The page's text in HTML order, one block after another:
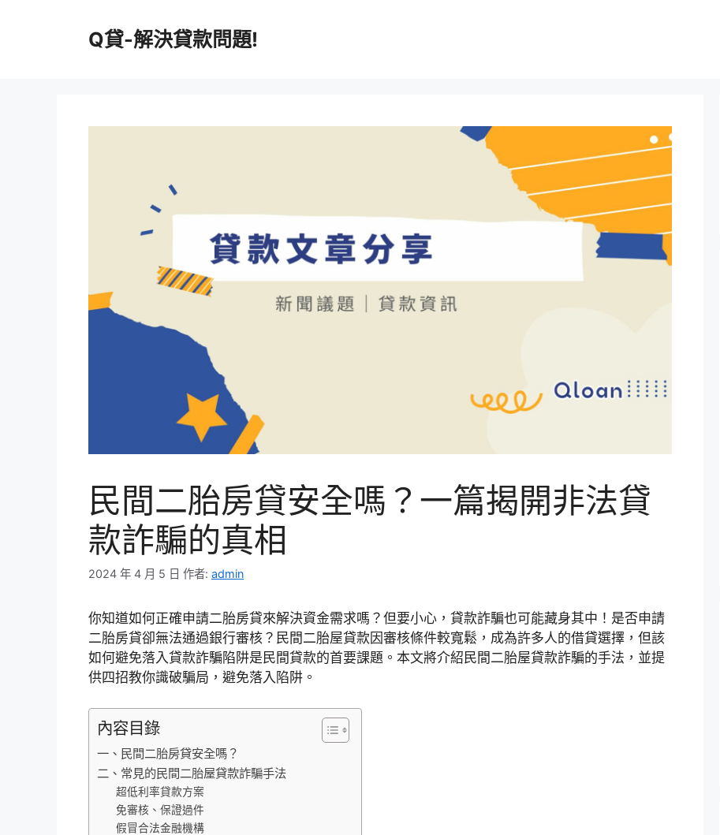
Q貸-解決貸款問題!
民間二胎房貸安全嗎？一篇揭開非法貸
款詐騙的真相
2024 年 4 月 5 日 作者: admin
你知道如何正確申請二胎房貸來解決資金需求嗎？但要小心，貸款詐騙也可能藏身其中！是否申請
二胎房貸卻無法通過銀行審核？民間二胎屋貸款因審核條件較寬鬆，成為許多人的借貸選擇，但該
如何避免落入貸款詐騙陷阱是民間貸款的首要課題。本文將介紹民間二胎屋貸款詐騙的手法，並提
供四招教你識破騙局，避免落入陷阱。
內容目錄
一、民間二胎房貸安全嗎？
二、常見的民間二胎屋貸款詐騙手法
超低利率貸款方案
免審核、保證過件
假冒合法金融機構